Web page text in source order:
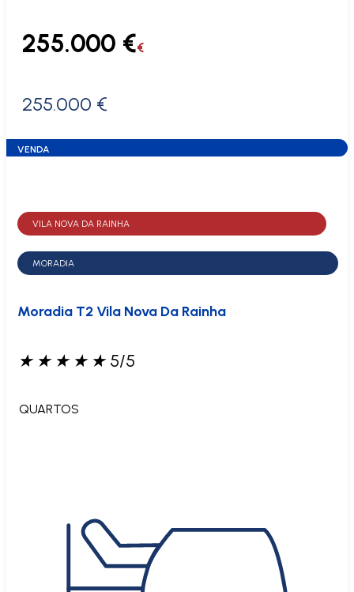
255.000 €€
255.000 €
VENDA
VILA NOVA DA RAINHA
MORADIA
Moradia T2 Vila Nova Da Rainha
★ ★ ★ ★ ★ 5/5
QUARTOS